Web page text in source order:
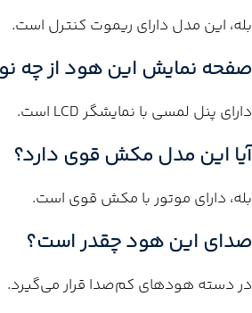
بله، این مدل دارای ریموت کنترل است.
صفحه نمایش این هود از چه
دارای پنل لمسی با نمایشگر LCD است.
آیا این مدل مکش قوی دارد؟
بله، دارای موتور با مکش قوی است.
صدای این هود چقدر است؟
در دسته هودهای کم‌صدا قرار می‌گیرد.